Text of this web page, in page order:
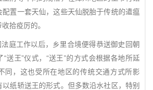
配置一套天仙，这些天仙脱胎于传统的遣瘟
拾疫厉的。
工作以后，乡里合境便得恭送御史回朝
送王”仪式，“送王”的方式会根据各地所延
同，这也受所在地区的传统交通方式所影
纸轿送王的形式。但多数沿水社区，特别